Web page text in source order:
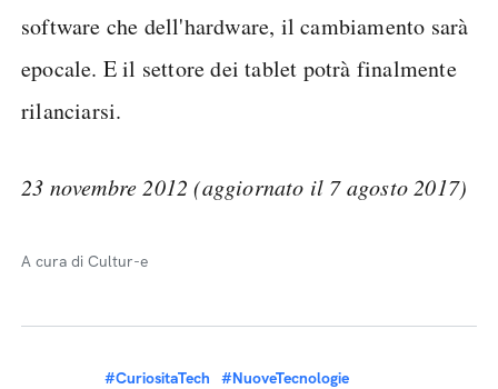
software che dell'hardware, il cambiamento sarà
epocale. E il settore dei tablet potrà finalmente
rilanciarsi.
23 novembre 2012 (aggiornato il 7 agosto 2017)
A cura di Cultur-e
#CuriositaTech
#NuoveTecnologie